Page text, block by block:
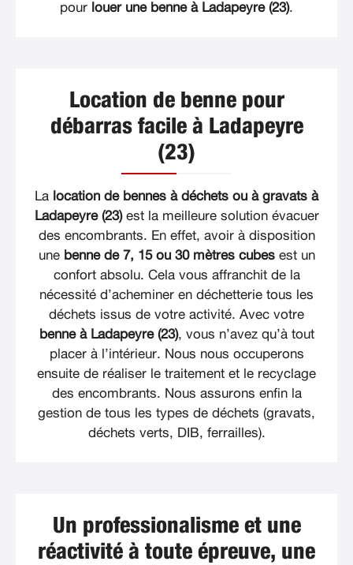
pour louer une benne à Ladapeyre (23).
Location de benne pour
débarras facile à Ladapeyre
(23)
La location de bennes à déchets ou à gravats à
Ladapeyre (23)est la meilleure solution évacuer
des encombrants. En effet, avoir à disposition
une benne de 7, 15 ou 30 mètres cubesest un
confort absolu. Cela vous affranchit de la
nécessité d’acheminer en déchetterie tous les
déchets issus de votre activité. Avec votre
benne à Ladapeyre (23), vous n’avez qu’à tout
placer à l’intérieur. Nous nous occuperons
ensuite de réaliser le traitement et le recyclage
des encombrants. Nous assurons enfin la
gestion de tous les types de déchets (gravats,
déchets verts, DIB, ferrailles).
Un professionalisme et une
réactivité à toute épreuve, une